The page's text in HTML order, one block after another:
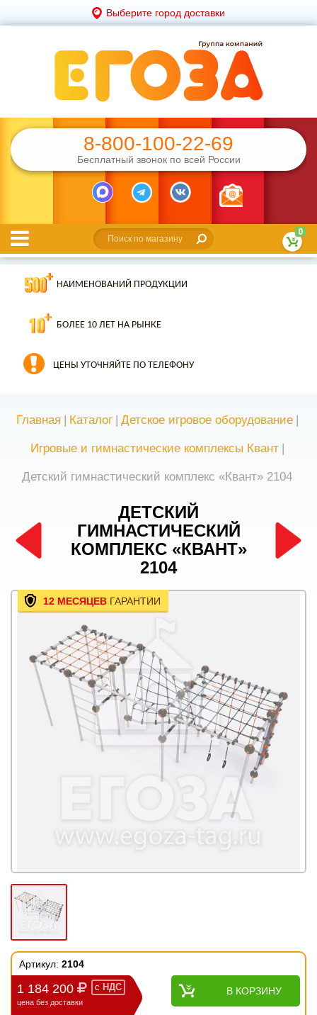
Выберите город доставки
8-800-100-22-69
Бесплатный звонок по всей России
0
НАИМЕНОВАНИЙ ПРОДУКЦИИ
БОЛЕЕ 10 ЛЕТ НА РЫНКЕ
ЦЕНЫ УТОЧНЯЙТЕ ПО ТЕЛЕФОНУ
Главная | Каталог | Детское игровое оборудование |
Игровые и гимнастические комплексы Квант |
Детский гимнастический комплекс «Квант» 2104
ДЕТСКИЙ
ГИМНАСТИЧЕСКИЙ
КОМПЛЕКС «КВАНТ»
2104
12 МЕСЯЦЕВ ГАРАНТИИ
Артикул: 2104
1 184 200 с НДС
цена без доставки
В КОРЗИНУ